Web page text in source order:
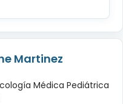
Martinez
Médica Pediátrica